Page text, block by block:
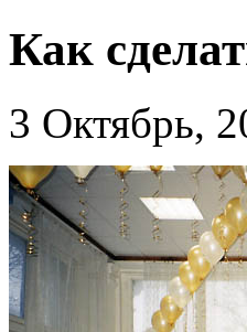
Как
3 Октябрь,